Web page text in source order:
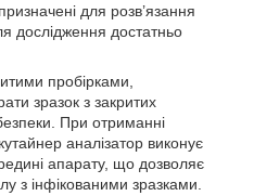
для розв’язання
дослідження достатньо
пробірками,
зразок з закритих
При отриманні
аналізатор виконує
апарату, що дозволяє
з інфікованими зразками.